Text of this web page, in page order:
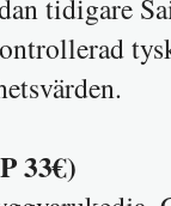
tidigare
33€)